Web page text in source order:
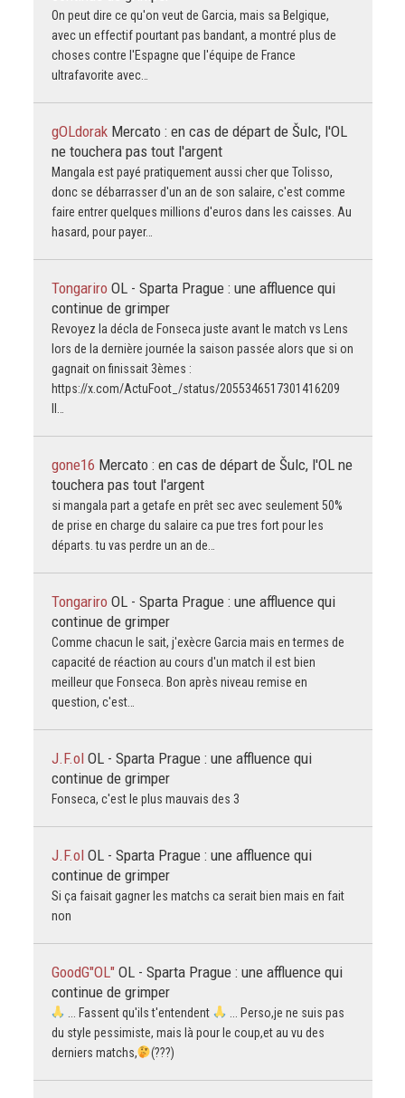
On peut dire ce qu'on veut de Garcia, mais sa Belgique,
avec un effectif pourtant pas bandant, a montré plus de
choses contre l'Espagne que l'équipe de France
ultrafavorite avec…
gOLdorak Mercato : en cas de départ de Šulc, l'OL
ne touchera pas tout l'argent
Mangala est payé pratiquement aussi cher que Tolisso,
donc se débarrasser d'un an de son salaire, c'est comme
faire entrer quelques millions d'euros dans les caisses. Au
hasard, pour payer…
Tongariro OL - Sparta Prague : une affluence qui
continue de grimper
Revoyez la décla de Fonseca juste avant le match vs Lens
lors de la dernière journée la saison passée alors que si on
gagnait on finissait 3èmes :
https://x.com/ActuFoot_/status/2055346517301416209
gone16 Mercato : en cas de départ de Šulc, l'OL ne
touchera pas tout l'argent
si mangala part a getafe en prêt sec avec seulement 50%
de prise en charge du salaire ca pue tres fort pour les
départs. tu vas perdre un an de…
Tongariro OL - Sparta Prague : une affluence qui
continue de grimper
Comme chacun le sait, j'exècre Garcia mais en termes de
capacité de réaction au cours d'un match il est bien
meilleur que Fonseca. Bon après niveau remise en
question, c'est…
J.F.ol OL - Sparta Prague : une affluence qui
continue de grimper
Fonseca, c'est le plus mauvais des 3
J.F.ol OL - Sparta Prague : une affluence qui
continue de grimper
Si ça faisait gagner les matchs ca serait bien mais en fait
non
GoodG"OL" OL - Sparta Prague : une affluence qui
continue de grimper
... Fassent qu'ils t'entendent
... Perso,je ne suis pas
du style pessimiste, mais là pour le coup,et au vu des
derniers matchs,
(???)